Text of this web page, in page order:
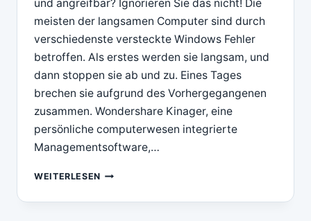
und angreifbar? Ignorieren Sie das nicht! Die
meisten der langsamen Computer sind durch
verschiedenste versteckte Windows Fehler
betroffen. Als erstes werden sie langsam, und
dann stoppen sie ab und zu. Eines Tages
brechen sie aufgrund des Vorhergegangenen
zusammen. Wondershare Kinager, eine
persönliche computerwesen integrierte
Managementsoftware,…
WEITERLESENDOWNLOAD
1-